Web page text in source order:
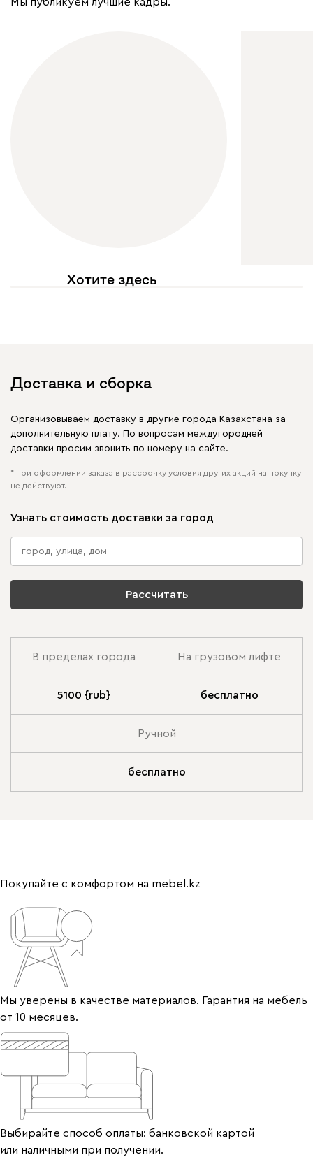
Мы публикуем лучшие кадры.
Хотите здесь
Доставка и сборка
Организовываем доставку в другие города Казахстана за
дополнительную плату. По вопросам междугородней
доставки просим звонить по номеру на сайте.
* при оформлении заказа в рассрочку условия других акций на покупку
не действуют.
Узнать стоимость доставки за город
Рассчитать
В пределах города На грузовом лифте
5100 {rub} бесплатно
Ручной
бесплатно
Покупайте с комфортом на mebel.kz
Мы уверены в качестве материалов. Гарантия на мебель
от 10 месяцев.
Выбирайте способ оплаты: банковской картой
или наличными при получении.